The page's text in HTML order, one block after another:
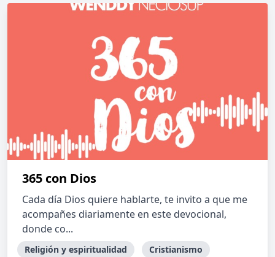
365 con Dios
Cada día Dios quiere hablarte, te invito a que me
acompañes diariamente en este devocional,
donde co...
Religión y espiritualidad Cristianismo